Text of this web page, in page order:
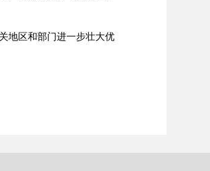
地区和部门进一步壮大优